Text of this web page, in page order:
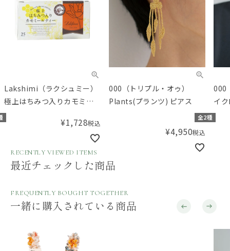
Lakshimi（ラクシュミー）
極上はちみつ入りカモミー
ルティー
¥1,728税込
000（トリプル・オゥ）
Plants(プランツ) ピアス
全2種
¥4,950税込
000
イ
メ
RECENTLY VIEWED ITEMS
最近チェックした商品
FREQUENTLY BOUGHT TOGETHER
一緒に購入されている商品